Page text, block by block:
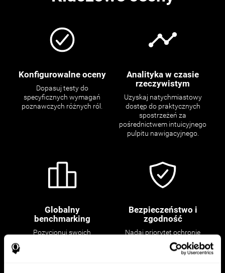
Konfigurowalne oceny
Dopasuj testy do
specyficznych wymagań
poznawczych różnych ról.
Analityka w czasie
rzeczywistym
Uzyskaj natychmiastowy
dostęp do praktycznych
spostrzeżeń za
pośrednictwem intuicyjnego
pulpitu nawigacyjnego.
Globalny
benchmarking
Pozycjonuj swoich
kandydatów w porównaniu z
Bezpieczeństwo i
zgodność
Nadaj priorytet ochronie
danych kandydatów dzięki
naszej bezpiecznej platformie